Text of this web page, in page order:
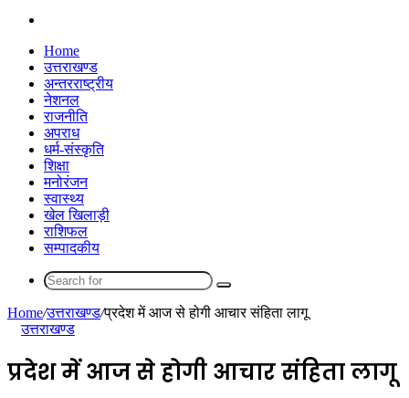
Home
उत्तराखण्ड
अन्तरराष्ट्रीय
नेशनल
राजनीति
अपराध
धर्म-संस्कृति
शिक्षा
मनोरंजन
स्वास्थ्य
खेल खिलाड़ी
राशिफल
सम्पादकीय
Search
Home/उत्तराखण्ड/प्रदेश में आज से होगी आचार संहिता लागू
उत्तराखण्ड
प्रदेश में आज से होगी आचार संहिता लागू